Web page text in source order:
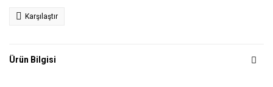
Karşılaştır
Ürün Bilgisi